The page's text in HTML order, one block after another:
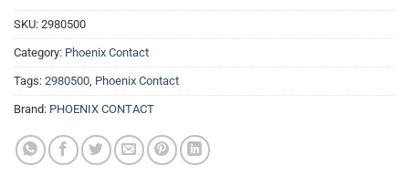
SKU: 2980500
Category: Phoenix Contact
Tags: 2980500 Phoenix Contact
Brand: PHOENIX CONTACT